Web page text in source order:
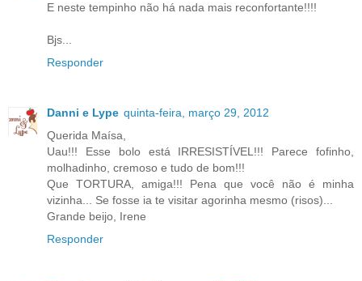
E neste tempinho não há nada mais reconfortante!!!!
Bjs...
Responder
Danni e Lype quinta-feira, março 29, 2012
Querida Maísa,
Uau!!! Esse bolo está IRRESISTÍVEL!!! Parece fofinho,
molhadinho, cremoso e tudo de bom!!!
Que TORTURA, amiga!!! Pena que você não é minha
vizinha... Se fosse ia te visitar agorinha mesmo (risos)...
Grande beijo, Irene
Responder